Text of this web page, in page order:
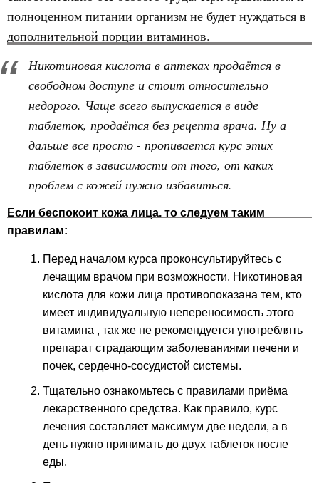
полноценном питании организм не будет нуждаться в
дополнительной порции витаминов.
Никотиновая кислота в аптеках продаётся в
свободном доступе и стоит относительно
недорого. Чаще всего выпускается в виде
таблеток, продаётся без рецепта врача. Ну а
дальше все просто - пропивается курс этих
таблеток в зависимости от того, от каких
проблем с кожей нужно избавиться.
Если беспокоит кожа лица, то следуем таким
правилам:
Перед началом курса проконсультируйтесь с
лечащим врачом при возможности. Никотиновая
кислота для кожи лица противопоказана тем, кто
имеет индивидуальную непереносимость этого
витамина , так же не рекомендуется употреблять
препарат страдающим заболеваниями печени и
почек, сердечно-сосудистой системы.
Тщательно ознакомьтесь с правилами приёма
лекарственного средства. Как правило, курс
лечения составляет максимум две недели, а в
день нужно принимать до двух таблеток после
еды.